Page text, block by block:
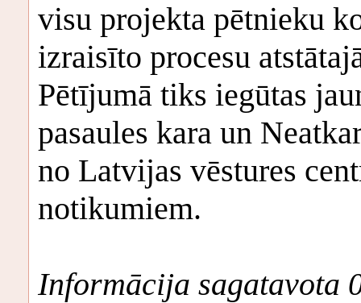
visu projekta pētnieku
izraisīto procesu
Pētījumā tiks iegūtas
pasaules kara un
no Latvijas vēstures
notikumiem.
Informācija sagatavota